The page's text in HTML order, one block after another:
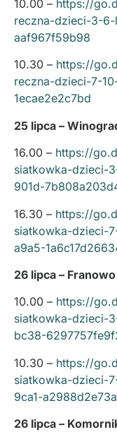
10.00 – https://
reczna-dzieci-3-
aaf967f59b98
10.30 – https://
reczna-dzieci-7-
1ecae2e2c7bd
25 lipca –
16.00 – https://
siatkowka-dzieci-
901d-
16.30 – https://
siatkowka-dzieci-
a9a5-
26 lipca –
10.00 – https://
siatkowka-dzieci-
bc38-
10.30 – https://
siatkowka-dzieci-
9ca1-
26 lipca –